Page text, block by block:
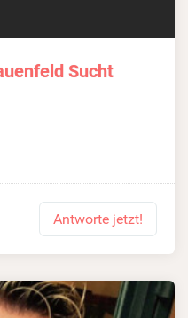
Sucht
Antworte jetzt!